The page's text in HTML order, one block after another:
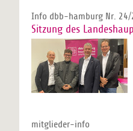
Info dbb-hamburg Nr. 24/
Sitzung des
mitglieder-info